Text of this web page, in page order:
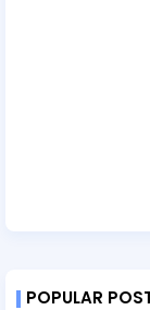
POPULAR